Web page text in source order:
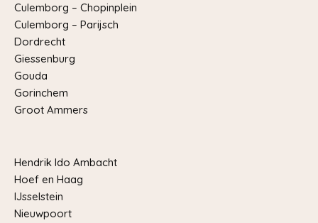
Culemborg – Chopinplein
Culemborg – Parijsch
Dordrecht
Giessenburg
Gouda
Gorinchem
Groot Ammers
Hendrik Ido Ambacht
Hoef en Haag
IJsselstein
Nieuwpoort